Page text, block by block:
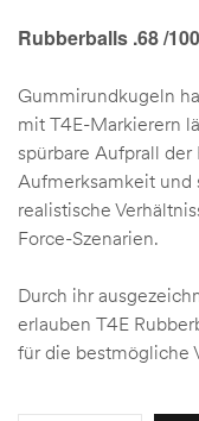
Rubberballs .68 /
Gummirundkugeln
mit T4E-Markierern
spürbare Aufprall
Aufmerksamkeit und
realistische
Force-Szenarien.
Durch ihr
erlauben T4E
für die bestmögliche